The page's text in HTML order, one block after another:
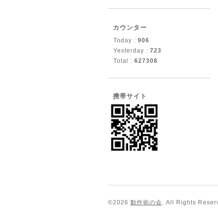
カウンター
Today : 906
Yesterday : 723
Total : 627308
携帯サイト
©2026 動作術の会. All Rights